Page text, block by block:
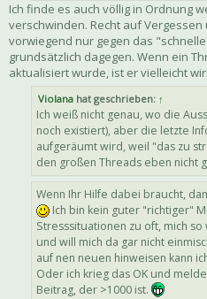
Ich finde es auch völlig in Ordnung
verschwinden. Recht auf Vergessen
vorwiegend nur gegen das
grundsätzlich dagegen. Wenn ein
aktualisiert wurde, ist er vielleicht
Violana hat geschrieben: ↑
Ich weiß nicht genau, wo die
noch existiert), aber die letzte
aufgeräumt wird, weil "das zu
den großen Threads eben nicht
Wenn Ihr Hilfe dabei braucht,
Ich bin kein guter "richtiger"
Stresssituationen zu oft, mich
und will mich da gar nicht
auf nen neuen hinweisen kann
Oder ich krieg das OK und
Beitrag, der >1000 ist.